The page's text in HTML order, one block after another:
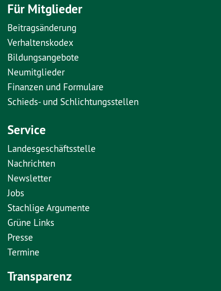
Für Mitglieder
Beitragsänderung
Verhaltenskodex
Bildungsangebote
Neumitglieder
Finanzen und Formulare
Schieds- und Schlichtungsstellen
Service
Landesgeschäftsstelle
Nachrichten
Newsletter
Jobs
Stachlige Argumente
Grüne Links
Presse
Termine
Transparenz